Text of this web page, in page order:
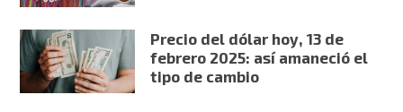
Precio del dólar hoy, 13 de
febrero 2025: así amaneció el
tipo de cambio